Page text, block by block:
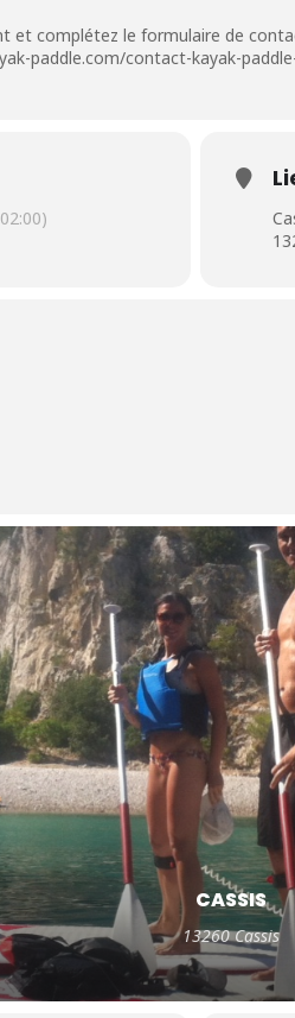
et complétez le formulaire de
paddle.com/contact-kayak-
CASSIS
13260 Cassis